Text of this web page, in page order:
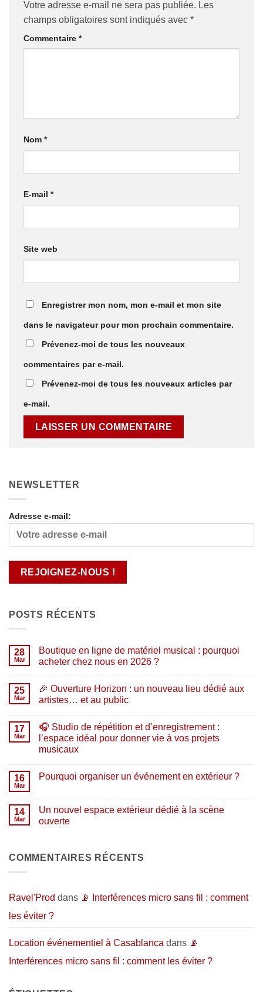
Votre adresse e-mail ne sera pas publiée. Les
champs obligatoires sont indiqués avec *
Commentaire *
Nom *
E-mail *
Site web
Enregistrer mon nom, mon e-mail et mon site
dans le navigateur pour mon prochain commentaire.
Prévenez-moi de tous les nouveaux
commentaires par e-mail.
Prévenez-moi de tous les nouveaux articles par
e-mail.
NEWSLETTER
Adresse e-mail:
POSTS RÉCENTS
28
Mar
Boutique en ligne de matériel musical : pourquoi
acheter chez nous en 2026 ?
sur
Boutique
en
matériel
musical
pourquoi
nous
en
25
Mar
🎉 Ouverture Horizon : un nouveau lieu dédié aux
artistes… et au public
sur
🎉
Ouverture
Horizon
nouveau
lieu
et
au
public
17
Mar
🎧 Studio de répétition et d’enregistrement :
l’espace idéal pour donner vie à vos projets
musicaux
sur
répétition
et
d’enregistrement
pour
donner
musicaux
16
Mar
Pourquoi organiser un événement en extérieur ?
Pourquoi
organiser
un
?
14
Mar
Un nouvel espace extérieur dédié à la scène
ouverte
Un
nouvel
à
ouverte
COMMENTAIRES RÉCENTS
Ravel'Prod dans 📡 Interférences micro sans fil : comment
les éviter ?
Location événementiel à Casablanca dans 📡
Interférences micro sans fil : comment les éviter ?